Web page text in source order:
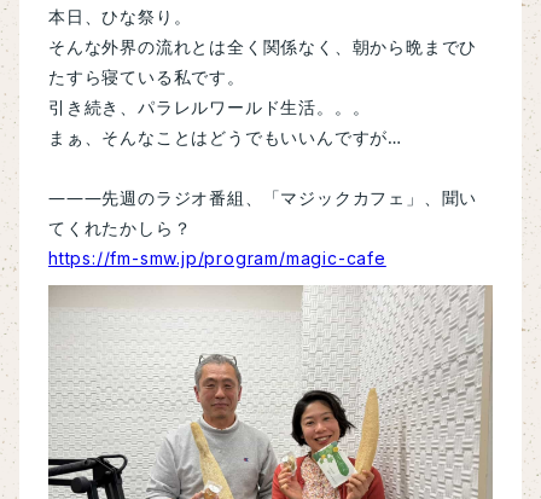
本日、ひな祭り。
そんな外界の流れとは全く関係なく、朝から晩までひ
たすら寝ている私です。
引き続き、パラレルワールド生活。。。
まぁ、そんなことはどうでもいいんですが…
―――先週のラジオ番組、「マジックカフェ」、聞い
てくれたかしら？
https://fm-smw.jp/program/magic-cafe